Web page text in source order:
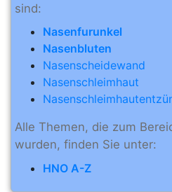
sind:
Nasenfurunkel
Nasenbluten
Nasenscheidewand
Nasenschleimhaut
Alle Themen, die zum
wurden, finden Sie unter:
HNO A-Z